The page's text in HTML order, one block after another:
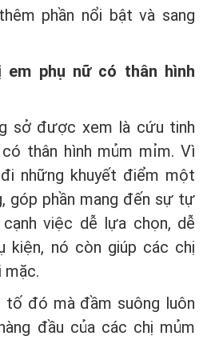
phần nổi bật và sang
phụ nữ có thân hình
sở được xem là cứu tinh
thân hình mủm mỉm. Vì
những khuyết điểm một
góp phần mang đến sự tự
việc dễ lựa chọn, dễ
kiện, nó còn giúp các chị
mặc.
tố đó mà đầm suông luôn
đầu của các chị mủm